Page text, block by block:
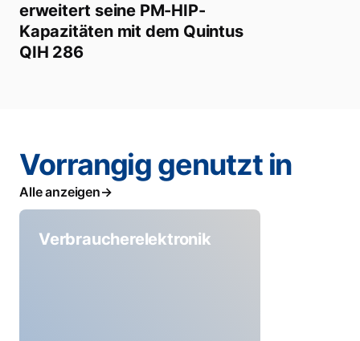
erweitert seine PM-HIP-
Kapazitäten mit dem Quintus
QIH 286
Vorrangig genutzt in
Alle anzeigen
Verbraucherelektronik